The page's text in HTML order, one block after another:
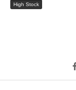
High Stock